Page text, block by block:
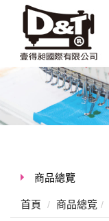
商品總覽
首頁 商品總覽